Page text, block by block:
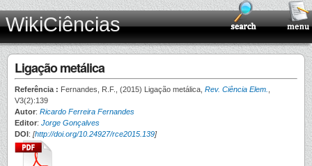
WikiCiências
Ligação metálica
Referência : Fernandes, R.F., (2015) Ligação metálica, Rev. Ciência Elem.
V3(2):139
Autor: Ricardo Ferreira Fernandes
Editor: Jorge Gonçalves
DOI: [http://doi.org/10.24927/rce2015.139]